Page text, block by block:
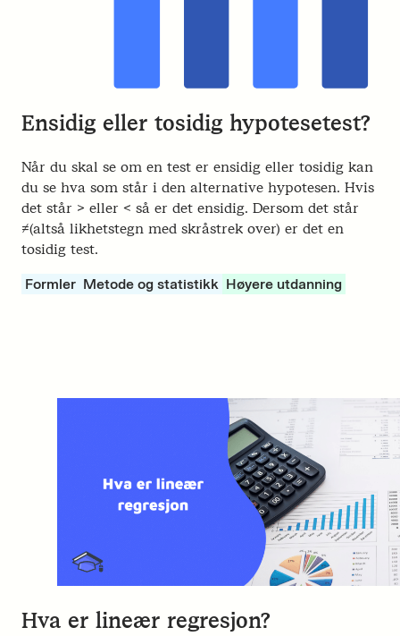
Ensidig eller tosidig hypotesetest?
Når du skal se om en test er ensidig eller tosidig kan
du se hva som står i den alternative hypotesen. Hvis
det står > eller < så er det ensidig. Dersom det står
≠(altså likhetstegn med skråstrek over) er det en
tosidig test.
Formler Metode og statistikk Høyere utdanning
Hva er lineær regresjon?